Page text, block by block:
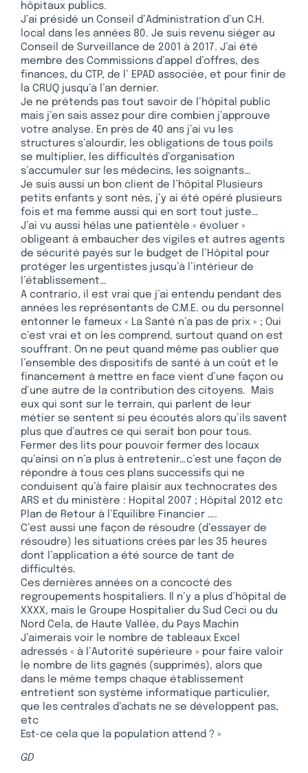
hôpitaux publics.
J’ai présidé un Conseil d’Administration d’un C.H.
local dans les années 80. Je suis revenu siéger au
Conseil de Surveillance de 2001 à 2017. J’ai été
membre des Commissions d’appel d’offres, des
finances, du CTP, de l’ EPAD associée, et pour finir de
la CRUQ jusqu’à l’an dernier.
Je ne prétends pas tout savoir de l’hôpital public
mais j’en sais assez pour dire combien j’approuve
votre analyse. En près de 40 ans j’ai vu les
structures s’alourdir, les obligations de tous poils
se multiplier, les difficultés d’organisation
s’accumuler sur les médecins, les soignants…
Je suis aussi un bon client de l’hôpital Plusieurs
petits enfants y sont nés, j’y ai été opéré plusieurs
fois et ma femme aussi qui en sort tout juste…
J’ai vu aussi hélas une patientèle « évoluer »
obligeant à embaucher des vigiles et autres agents
de sécurité payés sur le budget de l’Hôpital pour
protéger les urgentistes jusqu’à l’intérieur de
l’établissement…
A contrario, il est vrai que j’ai entendu pendant des
années les représentants de C.M.E. ou du personnel
entonner le fameux « La Santé n’a pas de prix » ; Oui
c’est vrai et on les comprend, surtout quand on est
souffrant. On ne peut quand même pas oublier que
l’ensemble des dispositifs de santé à un coût et le
financement à mettre en face vient d’une façon ou
d’une autre de la contribution des citoyens. Mais
eux qui sont sur le terrain, qui parlent de leur
métier se sentent si peu écoutés alors qu’ils savent
plus que d’autres ce qui serait bon pour tous.
Fermer des lits pour pouvoir fermer des locaux
qu’ainsi on n’a plus à entretenir…c’est une façon de
répondre à tous ces plans successifs qui ne
conduisent qu’à faire plaisir aux technocrates des
ARS et du ministère : Hopital 2007 ; Hôpital 2012 etc
Plan de Retour à l’Equilibre Financier ….
C’est aussi une façon de résoudre (d’essayer de
résoudre) les situations crées par les 35 heures
dont l’application a été source de tant de
difficultés.
Ces dernières années on a concocté des
regroupements hospitaliers. Il n’y a plus d’hôpital de
XXXX, mais le Groupe Hospitalier du Sud Ceci ou du
Nord Cela, de Haute Vallée, du Pays Machin
J’aimerais voir le nombre de tableaux Excel
adressés « à l’Autorité supérieure » pour faire valoir
le nombre de lits gagnés (supprimés), alors que
dans le même temps chaque établissement
entretient son système informatique particulier,
que les centrales d’achats ne se développent pas,
etc
Est-ce cela que la population attend ? »
GD